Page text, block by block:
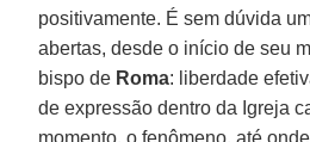
positivamente. É sem dúvida
abertas, desde o início de seu
bispo de Roma: liberdade
de expressão dentro da Igreja
momento, o fenômeno, até